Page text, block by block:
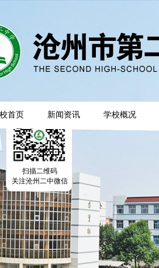
首页 新闻资讯 学校概况
扫描二维码
关注沧州二中微信